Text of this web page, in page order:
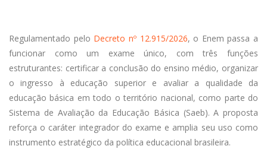
Regulamentado pelo Decreto nº 12.915/2026, o Enem passa a
funcionar como um exame único, com três funções
estruturantes: certificar a conclusão do ensino médio, organizar
o ingresso à educação superior e avaliar a qualidade da
educação básica em todo o território nacional, como parte do
Sistema de Avaliação da Educação Básica (Saeb). A proposta
reforça o caráter integrador do exame e amplia seu uso como
instrumento estratégico da política educacional brasileira.